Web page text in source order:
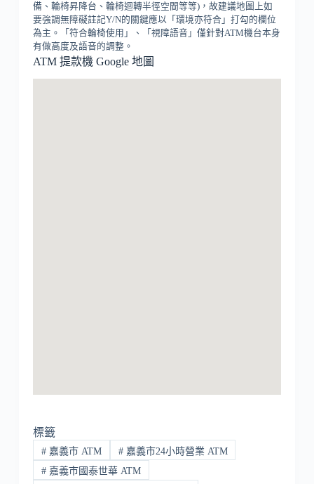
備、輪椅昇降台、輪椅迴轉半徑空間等等)，故建議地圖上如
要強調無障礙註記Y/N的關鍵應以「環境亦符合」打勾的欄位
為主。「符合輪椅使用」、「視障語音」僅針對ATM機台本身
有做高度及語音的調整。
ATM 提款機 Google 地圖
標籤
#嘉義市 ATM #嘉義市24小時營業 ATM
#嘉義市國泰世華 ATM